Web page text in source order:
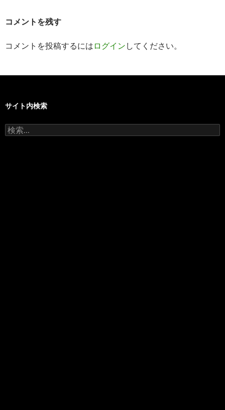
ョ
コメントを残す
コメントを投稿するには ログイン してください。
サイト内検索
検
索: